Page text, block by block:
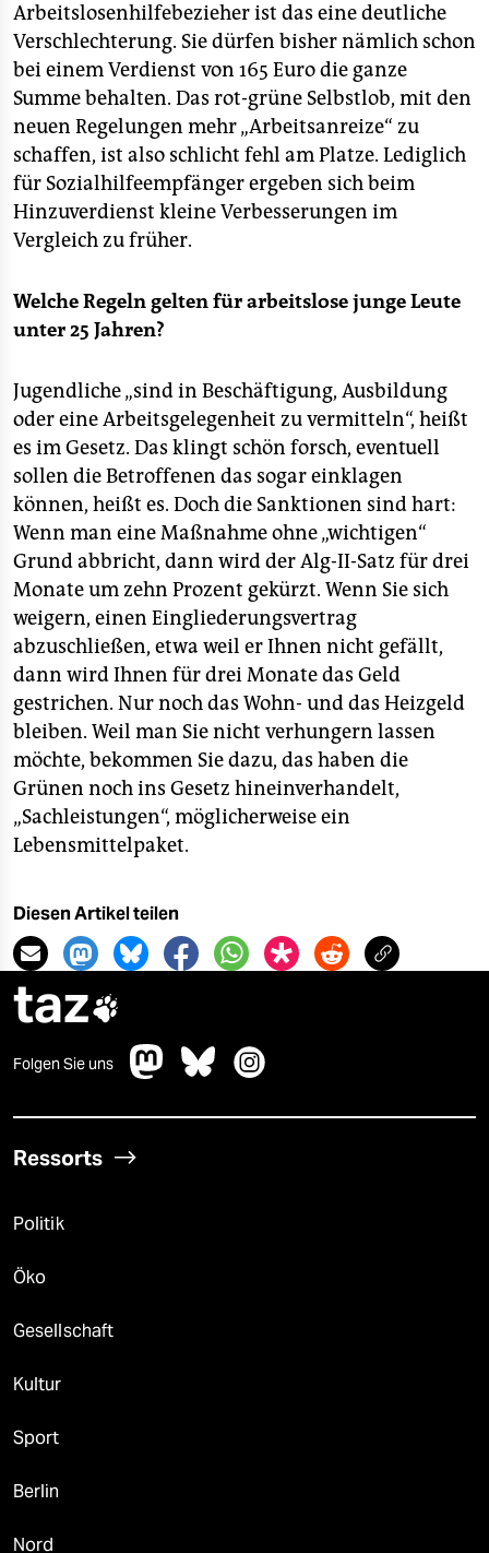
Arbeitslosenhilfebezieher ist das eine deutliche
Verschlechterung. Sie dürfen bisher nämlich schon
bei einem Verdienst von 165 Euro die ganze
Summe behalten. Das rot-grüne Selbstlob, mit den
neuen Regelungen mehr „Arbeitsanreize“ zu
schaffen, ist also schlicht fehl am Platze. Lediglich
für Sozialhilfeempfänger ergeben sich beim
Hinzuverdienst kleine Verbesserungen im
Vergleich zu früher.
Welche Regeln gelten für arbeitslose junge Leute
unter 25 Jahren?
Jugendliche „sind in Beschäftigung, Ausbildung
oder eine Arbeitsgelegenheit zu vermitteln“, heißt
es im Gesetz. Das klingt schön forsch, eventuell
sollen die Betroffenen das sogar einklagen
können, heißt es. Doch die Sanktionen sind hart:
Wenn man eine Maßnahme ohne „wichtigen“
Grund abbricht, dann wird der Alg-II-Satz für drei
Monate um zehn Prozent gekürzt. Wenn Sie sich
weigern, einen Eingliederungsvertrag
abzuschließen, etwa weil er Ihnen nicht gefällt,
dann wird Ihnen für drei Monate das Geld
gestrichen. Nur noch das Wohn- und das Heizgeld
bleiben. Weil man Sie nicht verhungern lassen
möchte, bekommen Sie dazu, das haben die
Grünen noch ins Gesetz hineinverhandelt,
„Sachleistungen“, möglicherweise ein
Lebensmittelpaket.
Diesen Artikel teilen
taz
Folgen Sie uns
Ressorts
Politik
Öko
Gesellschaft
Kultur
Sport
Berlin
Nord